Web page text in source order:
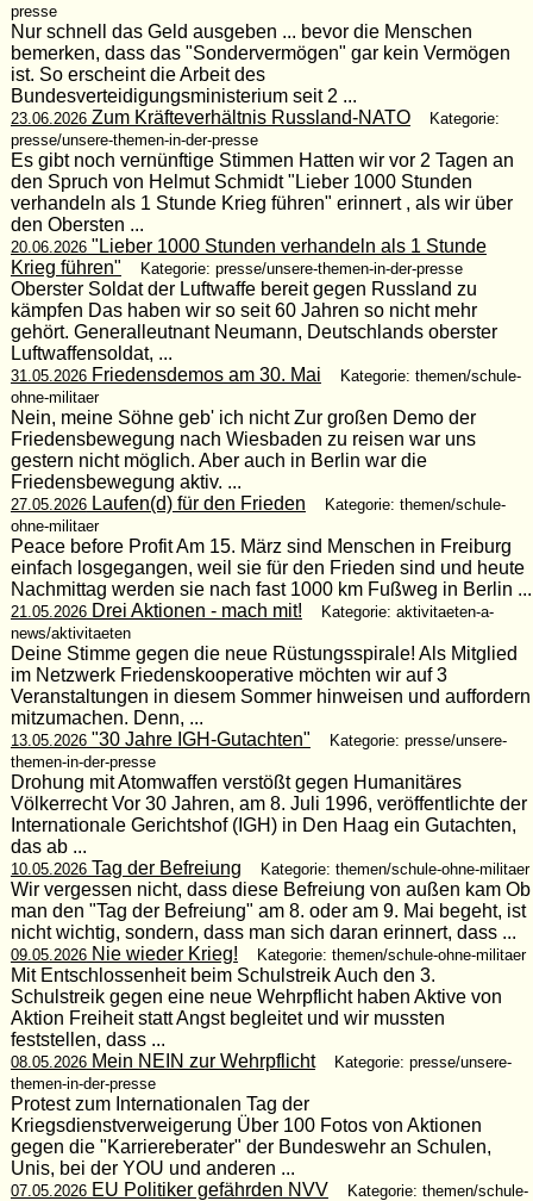
presse
Nur schnell das Geld ausgeben ... bevor die Menschen
bemerken, dass das "Sondervermögen" gar kein Vermögen
ist. So erscheint die Arbeit des
Bundesverteidigungsministerium seit 2 ...
23.06.2026Zum Kräfteverhältnis Russland-NATO
Kategorie:
presse/unsere-themen-in-der-presse
Es gibt noch vernünftige Stimmen Hatten wir vor 2 Tagen an
den Spruch von Helmut Schmidt "Lieber 1000 Stunden
verhandeln als 1 Stunde Krieg führen" erinnert , als wir über
den Obersten ...
20.06.2026"Lieber 1000 Stunden verhandeln als 1 Stunde
Krieg führen"
Kategorie: presse/unsere-themen-in-der-presse
Oberster Soldat der Luftwaffe bereit gegen Russland zu
kämpfen Das haben wir so seit 60 Jahren so nicht mehr
gehört. Generalleutnant Neumann, Deutschlands oberster
Luftwaffensoldat, ...
31.05.2026Friedensdemos am 30. Mai
Kategorie: themen/schule-
ohne-militaer
Nein, meine Söhne geb' ich nicht Zur großen Demo der
Friedensbewegung nach Wiesbaden zu reisen war uns
gestern nicht möglich. Aber auch in Berlin war die
Friedensbewegung aktiv. ...
27.05.2026Laufen(d) für den Frieden
Kategorie: themen/schule-
ohne-militaer
Peace before Profit Am 15. März sind Menschen in Freiburg
einfach losgegangen, weil sie für den Frieden sind und heute
Nachmittag werden sie nach fast 1000 km Fußweg in Berlin ...
21.05.2026Drei Aktionen - mach mit!
Kategorie: aktivitaeten-a-
news/aktivitaeten
Deine Stimme gegen die neue Rüstungsspirale! Als Mitglied
im Netzwerk Friedenskooperative möchten wir auf 3
Veranstaltungen in diesem Sommer hinweisen und auffordern
mitzumachen. Denn, ...
13.05.2026"30 Jahre IGH-Gutachten"
Kategorie: presse/unsere-
themen-in-der-presse
Drohung mit Atomwaffen verstößt gegen Humanitäres
Völkerrecht Vor 30 Jahren, am 8. Juli 1996, veröffentlichte der
Internationale Gerichtshof (IGH) in Den Haag ein Gutachten,
das ab ...
10.05.2026Tag der Befreiung Kategorie: themen/schule-ohne-militaer
Wir vergessen nicht, dass diese Befreiung von außen kam Ob
man den "Tag der Befreiung" am 8. oder am 9. Mai begeht, ist
nicht wichtig, sondern, dass man sich daran erinnert, dass ...
09.05.2026Nie wieder Krieg! Kategorie: themen/schule-ohne-militaer
Mit Entschlossenheit beim Schulstreik Auch den 3.
Schulstreik gegen eine neue Wehrpflicht haben Aktive von
Aktion Freiheit statt Angst begleitet und wir mussten
feststellen, dass ...
08.05.2026Mein NEIN zur Wehrpflicht
Kategorie: presse/unsere-
themen-in-der-presse
Protest zum Internationalen Tag der
Kriegsdienstverweigerung Über 100 Fotos von Aktionen
gegen die "Karriereberater" der Bundeswehr an Schulen,
Unis, bei der YOU und anderen ...
07.05.2026EU Politiker gefährden NVV
Kategorie: themen/schule-